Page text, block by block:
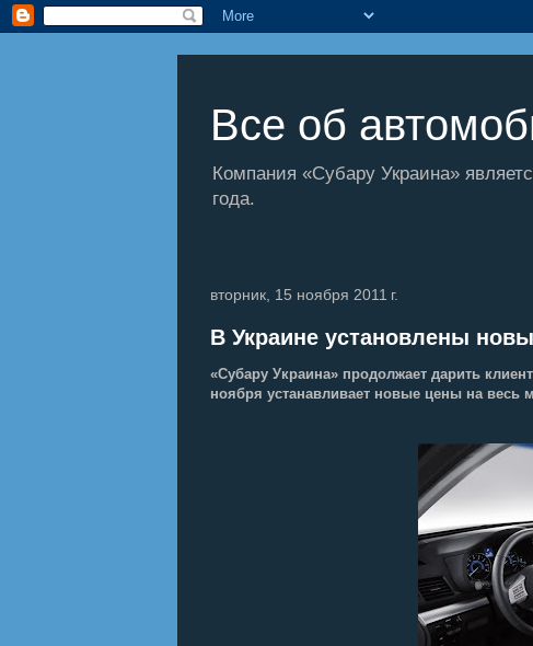
Все об
Компания «Субару Украина»
года.
вторник, 15 ноября 2011 г.
В Украине установлены
«Субару Украина» продолжает дарить
ноября устанавливает новые цены на весь